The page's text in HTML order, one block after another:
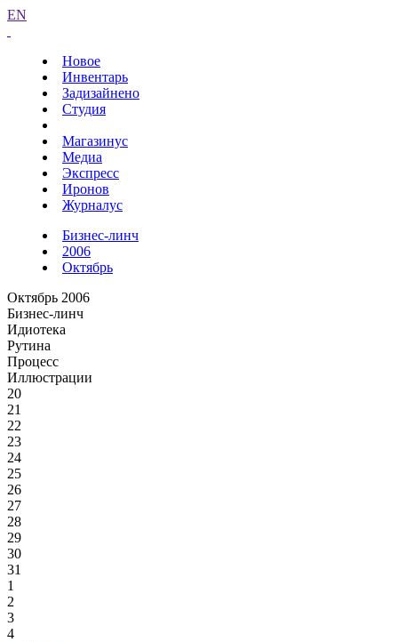
EN
Новое
Инвентарь
Задизайнено
Студия
Магазинус
Медиа
Экспресс
Иронов
Журналус
Бизнес-линч
2006
Октябрь
Октябрь 2006
Бизнес-линч
Идиотека
Рутина
Процесс
Иллюстрации
20
21
22
23
24
25
26
27
28
29
30
31
1
2
3
4